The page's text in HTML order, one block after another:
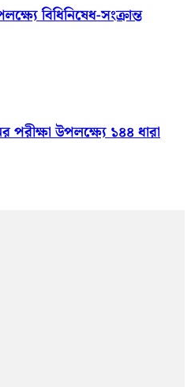
বিধিনিষেধ-সংক্রান্ত
উপলক্ষ্যে ১৪৪ ধারা